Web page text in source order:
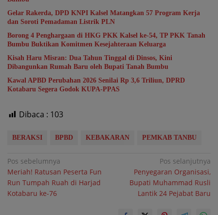
Gelar Rakerda, DPD KNPI Kalsel Matangkan 57 Program Kerja
dan Soroti Pemadaman Listrik PLN
Borong 4 Penghargaan di HKG PKK Kalsel ke-54, TP PKK Tanah
Bumbu Buktikan Komitmen Kesejahteraan Keluarga
Kisah Haru Misran: Dua Tahun Tinggal di Dinsos, Kini
Dibangunkan Rumah Baru oleh Bupati Tanah Bumbu
Kawal APBD Perubahan 2026 Senilai Rp 3,6 Triliun, DPRD
Kotabaru Segera Godok KUPA-PPAS
Dibaca : 103
BERAKSI BPBD KEBAKARAN PEMKAB TANBU
Navigasi
pos
Pos sebelumnya
Meriah! Ratusan Peserta Fun
Run Tumpah Ruah di Harjad
Kotabaru ke-76
Pos selanjutnya
Penyegaran Organisasi,
Bupati Muhammad Rusli
Lantik 24 Pejabat Baru